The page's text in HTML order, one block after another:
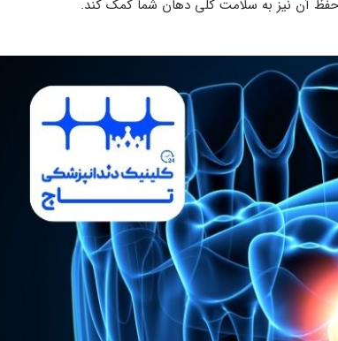
حفظ آن نیز به سلامت کلی دهان شما کمک کند.